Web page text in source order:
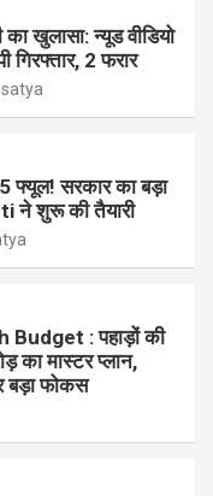
खुलासा: न्यूड वीडियो
2 फरार
फ्यूल! सरकार का बड़ा
ने शुरू की तैयारी
: पहाड़ों की
का मास्टर प्लान,
बड़ा फोकस